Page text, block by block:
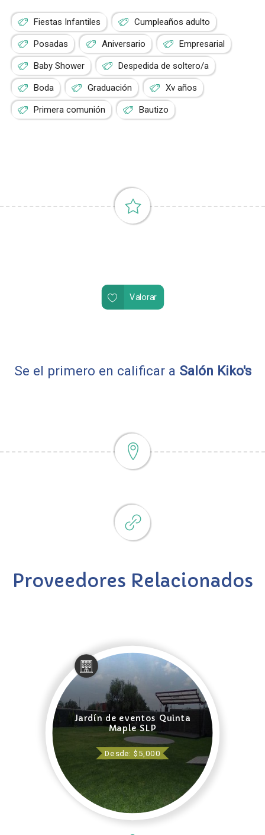
Fiestas Infantiles Cumpleaños adulto
Posadas Aniversario Empresarial
Baby Shower Despedida de soltero/a
Boda Graduación Xv años
Primera comunión Bautizo
Valorar
Se el primero en calificar a Salón Kiko's
Proveedores Relacionados
Jardín de eventos Quinta
Maple SLP
Desde: $5,000